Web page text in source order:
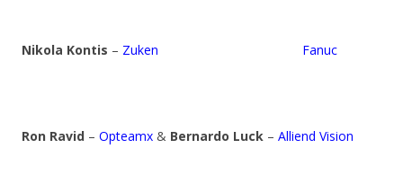
Nikola Kontis – Zuken Fanuc
Ron Ravid – Opteamx & Bernardo Luck – Alliend Vision